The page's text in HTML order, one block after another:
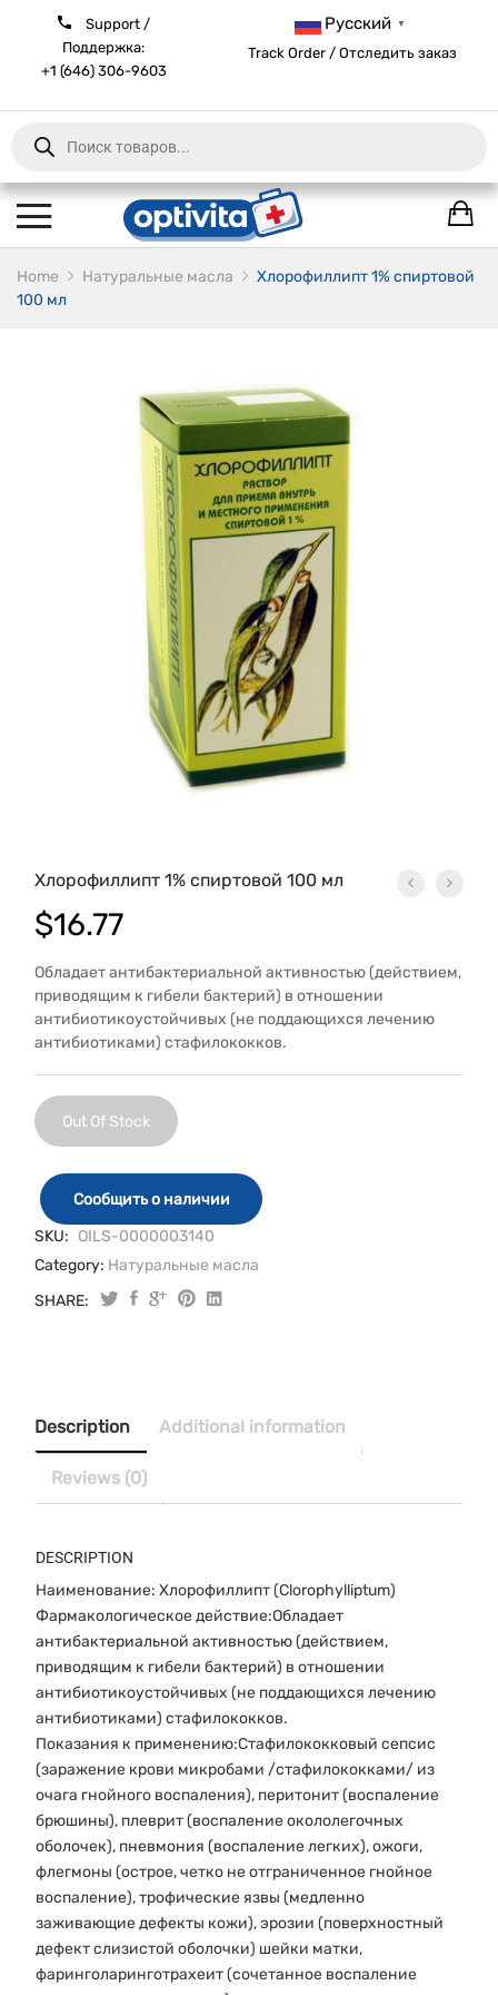
Support /
Поддержка:
+1 (646) 306-9603
Русский ▼
Track Order / Отследить заказ
Products
search
Home Натуральные масла
Хлорофиллипт 1% спиртовой
100 мл
Хлорофиллипт 1% спиртовой 100 мл
$16.77
Обладает антибактериальной активностью (действием,
приводящим к гибели бактерий) в отношении
антибиотикоустойчивых (не поддающихся лечению
антибиотиками) стафилококков.
Out Of Stock
Сообщить о наличии
SKU: OILS-0000003140
Category: Натуральные масла
SHARE:
Description Additional information
Reviews (0)
DESCRIPTION
Наименование: Хлорофиллипт (Clorophylliptum)
Фармакологическое действие:Обладает
антибактериальной активностью (действием,
приводящим к гибели бактерий) в отношении
антибиотикоустойчивых (не поддающихся лечению
антибиотиками) стафилококков.
Показания к применению:Стафилококковый сепсис
(заражение крови микробами /стафилококками/ из
очага гнойного воспаления), перитонит (воспаление
брюшины), плеврит (воспаление окололегочных
оболочек), пневмония (воспаление легких), ожоги,
флегмоны (острое, четко не отграниченное гнойное
воспаление), трофические язвы (медленно
заживающие дефекты кожи), эрозии (поверхностный
дефект слизистой оболочки) шейки матки,
фаринголаринготрахеит (сочетанное воспаление